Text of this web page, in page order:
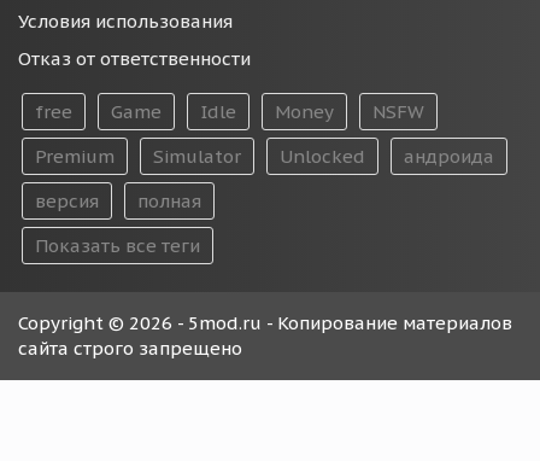
Условия использования
Отказ от ответственности
free Game Idle Money
NSFW
Premium
Simulator Unlocked
андроида
версия
полная
Показать все теги
Copyright © 2026 - 5mod.ru - Копирование материалов
сайта строго запрещено